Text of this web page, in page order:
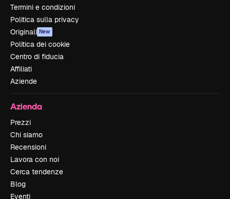
Termini e condizioni
Politica sulla privacy
Originali New
Politica dei cookie
Centro di fiducia
Affiliati
Aziende
Azienda
Prezzi
Chi siamo
Recensioni
Lavora con noi
Cerca tendenze
Blog
Eventi